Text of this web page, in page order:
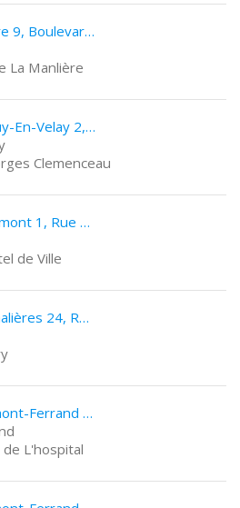
Banque Nuger Issoire 9, Boulevard de La Manlière
La Manlière
Banque Nuger Le Puy-En-Velay 2, Avenue Georges Clemenceau
Clemenceau
Banque Nuger Beaumont 1, Rue de L'hotel de Ville
de Ville
Banque Nuger Chamalières 24, Rue Lufbéry
Banque Nuger Clermont-Ferrand 7, Place Michel de L'hospital
de L'hospital